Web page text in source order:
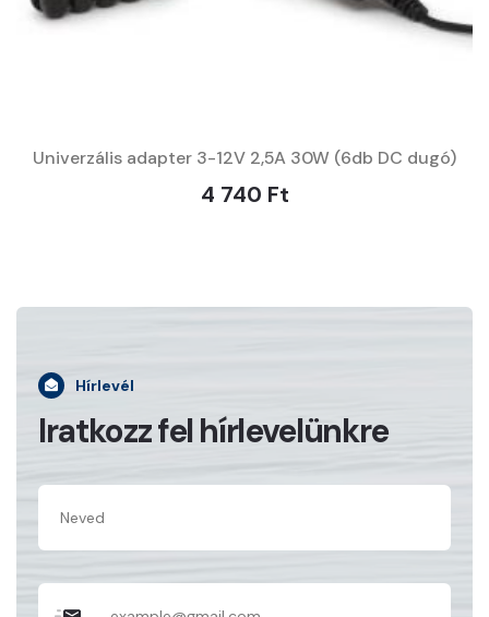
Univerzális adapter 3-12V 2,5A 30W (6db DC dugó)
4 740 Ft
Hírlevél
Iratkozz fel hírlevelünkre